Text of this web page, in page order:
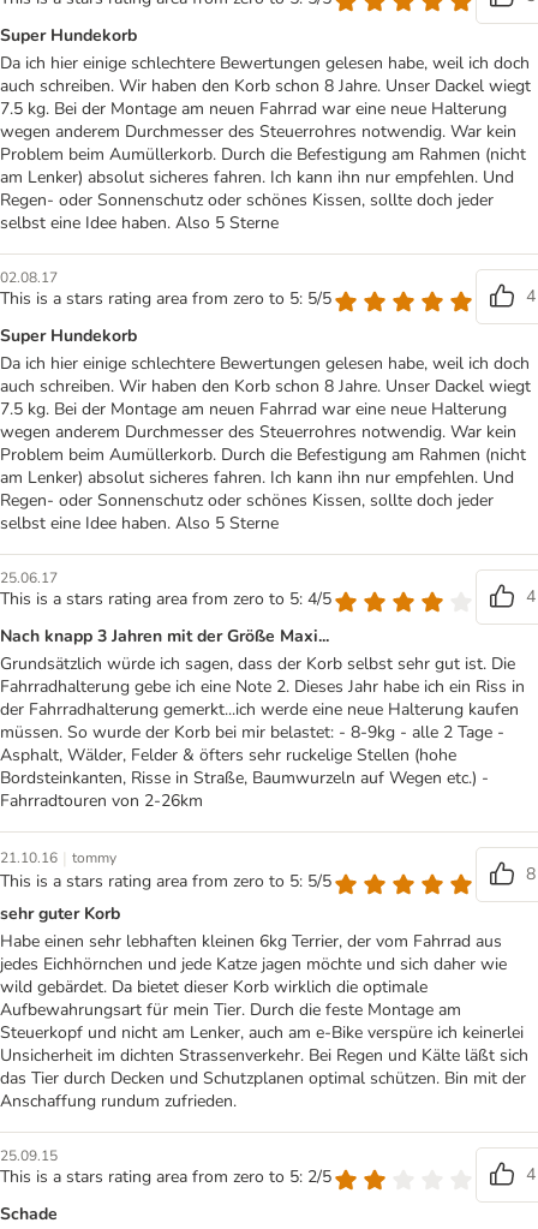
Super Hundekorb
Da ich hier einige schlechtere Bewertungen gelesen habe, weil ich doch
auch schreiben. Wir haben den Korb schon 8 Jahre. Unser Dackel wiegt
7.5 kg. Bei der Montage am neuen Fahrrad war eine neue Halterung
wegen anderem Durchmesser des Steuerrohres notwendig. War kein
Problem beim Aumüllerkorb. Durch die Befestigung am Rahmen (nicht
am Lenker) absolut sicheres fahren. Ich kann ihn nur empfehlen. Und
Regen- oder Sonnenschutz oder schönes Kissen, sollte doch jeder
selbst eine Idee haben. Also 5 Sterne
02.08.17
This is a stars rating area from zero to 5: 5/5
4
Super Hundekorb
Da ich hier einige schlechtere Bewertungen gelesen habe, weil ich doch
auch schreiben. Wir haben den Korb schon 8 Jahre. Unser Dackel wiegt
7.5 kg. Bei der Montage am neuen Fahrrad war eine neue Halterung
wegen anderem Durchmesser des Steuerrohres notwendig. War kein
Problem beim Aumüllerkorb. Durch die Befestigung am Rahmen (nicht
am Lenker) absolut sicheres fahren. Ich kann ihn nur empfehlen. Und
Regen- oder Sonnenschutz oder schönes Kissen, sollte doch jeder
selbst eine Idee haben. Also 5 Sterne
25.06.17
This is a stars rating area from zero to 5: 4/5
4
Nach knapp 3 Jahren mit der Größe Maxi...
Grundsätzlich würde ich sagen, dass der Korb selbst sehr gut ist. Die
Fahrradhalterung gebe ich eine Note 2. Dieses Jahr habe ich ein Riss in
der Fahrradhalterung gemerkt...ich werde eine neue Halterung kaufen
müssen. So wurde der Korb bei mir belastet: - 8-9kg - alle 2 Tage -
Asphalt, Wälder, Felder & öfters sehr ruckelige Stellen (hohe
Bordsteinkanten, Risse in Straße, Baumwurzeln auf Wegen etc.) -
Fahrradtouren von 2-26km
21.10.16 | tommy
This is a stars rating area from zero to 5: 5/5
8
sehr guter Korb
Habe einen sehr lebhaften kleinen 6kg Terrier, der vom Fahrrad aus
jedes Eichhörnchen und jede Katze jagen möchte und sich daher wie
wild gebärdet. Da bietet dieser Korb wirklich die optimale
Aufbewahrungsart für mein Tier. Durch die feste Montage am
Steuerkopf und nicht am Lenker, auch am e-Bike verspüre ich keinerlei
Unsicherheit im dichten Strassenverkehr. Bei Regen und Kälte läßt sich
das Tier durch Decken und Schutzplanen optimal schützen. Bin mit der
Anschaffung rundum zufrieden.
25.09.15
This is a stars rating area from zero to 5: 2/5
4
Schade